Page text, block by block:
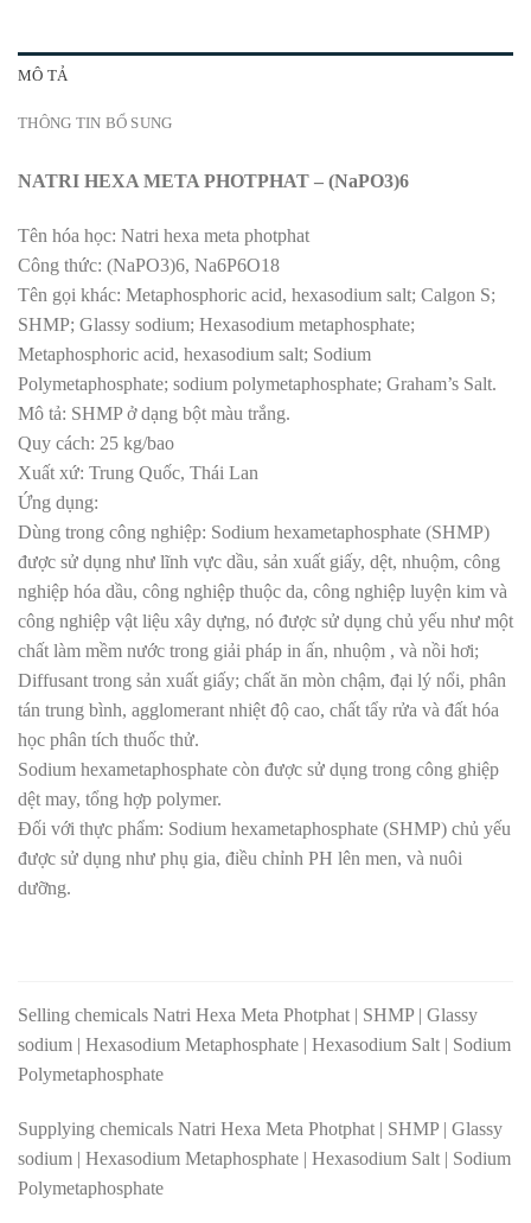
MÔ TẢ
THÔNG TIN BỔ SUNG
NATRI HEXA META PHOTPHAT – (NaPO3)6
Tên hóa học: Natri hexa meta photphat
Công thức: (NaPO3)6, Na6P6O18
Tên gọi khác: Metaphosphoric acid, hexasodium salt; Calgon S;
SHMP; Glassy sodium; Hexasodium metaphosphate;
Metaphosphoric acid, hexasodium salt; Sodium
Polymetaphosphate; sodium polymetaphosphate; Graham’s Salt.
Mô tả: SHMP ở dạng bột màu trắng.
Quy cách: 25 kg/bao
Xuất xứ: Trung Quốc, Thái Lan
Ứng dụng:
Dùng trong công nghiệp: Sodium hexametaphosphate (SHMP)
được sử dụng như lĩnh vực dầu, sản xuất giấy, dệt, nhuộm, công
nghiệp hóa dầu, công nghiệp thuộc da, công nghiệp luyện kim và
công nghiệp vật liệu xây dựng, nó được sử dụng chủ yếu như một
chất làm mềm nước trong giải pháp in ấn, nhuộm , và nồi hơi;
Diffusant trong sản xuất giấy; chất ăn mòn chậm, đại lý nổi, phân
tán trung bình, agglomerant nhiệt độ cao, chất tẩy rửa và đất hóa
học phân tích thuốc thử.
Sodium hexametaphosphate còn được sử dụng trong công ghiệp
dệt may, tổng hợp polymer.
Đối với thực phẩm: Sodium hexametaphosphate (SHMP) chủ yếu
được sử dụng như phụ gia, điều chỉnh PH lên men, và nuôi
dưỡng.
Selling chemicals Natri Hexa Meta Photphat | SHMP | Glassy
sodium | Hexasodium Metaphosphate | Hexasodium Salt | Sodium
Polymetaphosphate
Supplying chemicals Natri Hexa Meta Photphat | SHMP | Glassy
sodium | Hexasodium Metaphosphate | Hexasodium Salt | Sodium
Polymetaphosphate